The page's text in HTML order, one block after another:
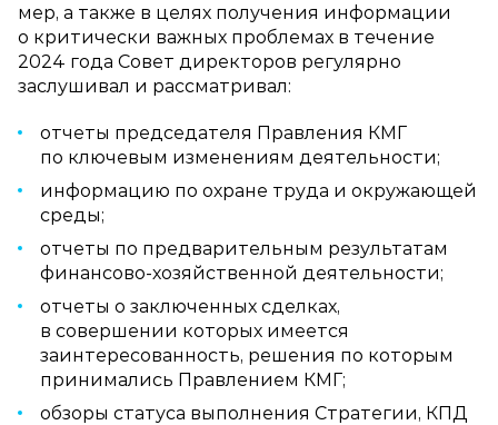
мер, а также в целях получения информации
о критически важных проблемах в течение
2024 года Совет директоров регулярно
заслушивал и рассматривал:
отчеты председателя Правления КМГ
по ключевым изменениям деятельности;
информацию по охране труда и окружающей
среды;
отчеты по предварительным результатам
финансово‑хозяйственной деятельности;
отчеты о заключенных сделках,
в совершении которых имеется
заинтересованность, решения по которым
принимались Правлением КМГ;
обзоры статуса выполнения Стратегии, КПД